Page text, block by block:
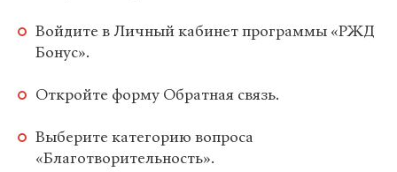
Войдите в Личный кабинет программы «РЖД
Бонус».
Откройте форму Обратная связь.
Выберите категорию вопроса
«Благотворительность».